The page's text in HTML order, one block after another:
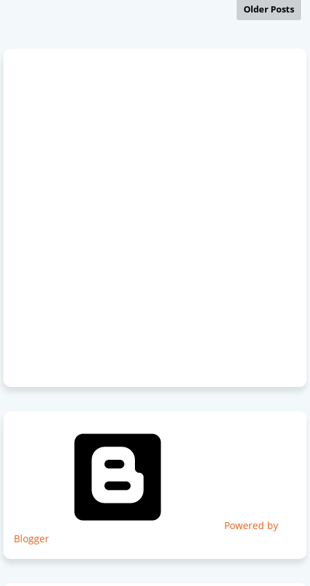
Older Posts
Powered by
Blogger